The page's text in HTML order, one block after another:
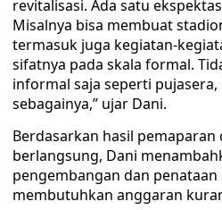
revitalisasi. Ada satu
Misalnya bisa membuat
termasuk juga kegiatan-
sifatnya pada skala formal.
informal saja seperti
sebagainya,” ujar Dani.
Berdasarkan hasil pemaparan
berlangsung, Dani
pengembangan dan penataan
membutuhkan anggaran